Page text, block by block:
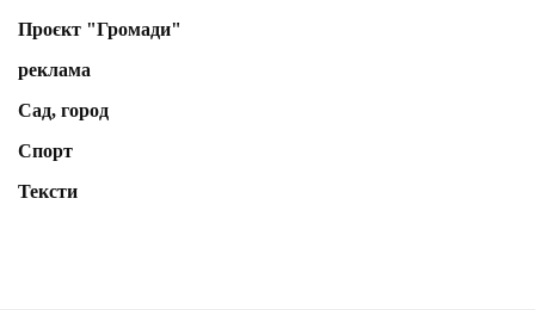
Проєкт "Громади"
реклама
Сад, город
Спорт
Тексти